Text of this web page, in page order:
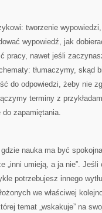
tworzenie
wypowiedź, jak
pracy, nawet jeśli
tłumaczymy, skąd
do odpowiedzi, żeby nie
terminy z
do zapamiętania.
nauka ma być
„inni umieją, a ja nie”.
potrzebujesz innego
we właściwej
temat „wskakuje” na